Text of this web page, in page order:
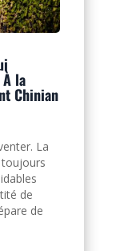
la
Chinian
La
toujours
de
de